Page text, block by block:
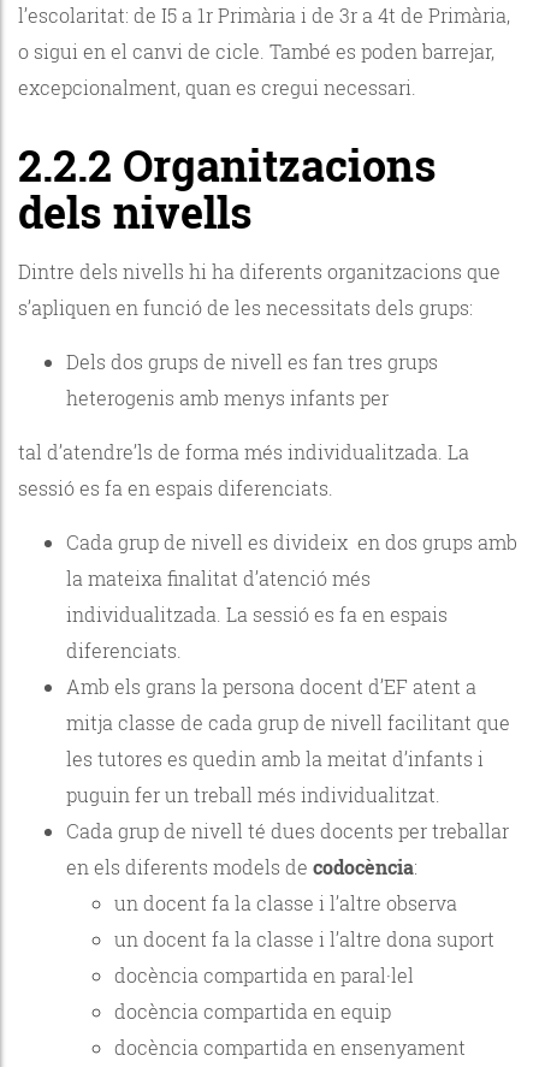
l’escolaritat: de I5 a 1r Primària i de 3r a 4t de Primària,
o sigui en el canvi de cicle. També es poden barrejar,
excepcionalment, quan es cregui necessari.
2.2.2 Organitzacions
dels nivells
Dintre dels nivells hi ha diferents organitzacions que
s’apliquen en funció de les necessitats dels grups:
Dels dos grups de nivell es fan tres grups
heterogenis amb menys infants per
tal d’atendre’ls de forma més individualitzada. La
sessió es fa en espais diferenciats.
Cada grup de nivell es divideix en dos grups amb
la mateixa finalitat d’atenció més
individualitzada. La sessió es fa en espais
diferenciats.
Amb els grans la persona docent d’EF atent a
mitja classe de cada grup de nivell facilitant que
les tutores es quedin amb la meitat d’infants i
puguin fer un treball més individualitzat.
Cada grup de nivell té dues docents per treballar
en els diferents models de codocència:
un docent fa la classe i l’altre observa
un docent fa la classe i l’altre dona suport
docència compartida en paral·lel
docència compartida en equip
docència compartida en ensenyament